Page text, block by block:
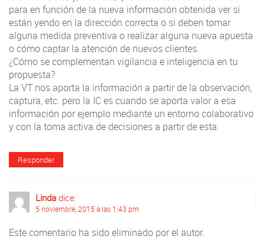
para en función de la nueva información obtenida ver si
están yendo en la dirección correcta o si deben tomar
alguna medida preventiva o realizar alguna nueva apuesta
o cómo captar la atención de nuevos clientes.
¿Cómo se complementan vigilancia e inteligencia en tu
propuesta?
La VT nos aporta la información a partir de la observación,
captura, etc. pero la IC es cuando se aporta valor a esa
información por ejemplo mediante un entorno colaborativo
y con la toma activa de decisiones a partir de esta.
Responder
Linda dice:
5 noviembre, 2015 a las 1:43 pm
Este comentario ha sido eliminado por el autor.